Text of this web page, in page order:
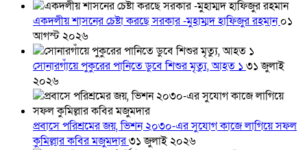
একদলীয় শাসনের চেষ্টা করছে সরকার -মুহাম্মদ হাফিজুর রহমান০১
আগস্ট ২০২৬
সোনারগাঁয়ে পুকুরের পানিতে ডুবে শিশুর মৃত্যু, আহত ১ ৩১ জুলাই
২০২৬
প্রবাসে পরিশ্রমের জয়, ভিশন ২০৩০-এর সুযোগ কাজে লাগিয়ে সফল
কুমিল্লার কবির মজুমদার৩১ জুলাই ২০২৬